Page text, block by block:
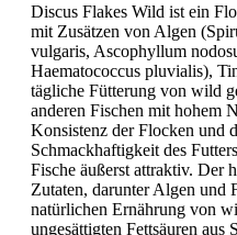
Discus Flakes Wild ist ein
mit Zusätzen von Algen
vulgaris, Ascophyllum
Haematococcus pluvialis),
tägliche Fütterung von wild
anderen Fischen mit hohem
Konsistenz der Flocken und
Schmackhaftigkeit des
Fische äußerst attraktiv. Der
Zutaten, darunter Algen und
natürlichen Ernährung von
ungesättigten Fettsäuren aus